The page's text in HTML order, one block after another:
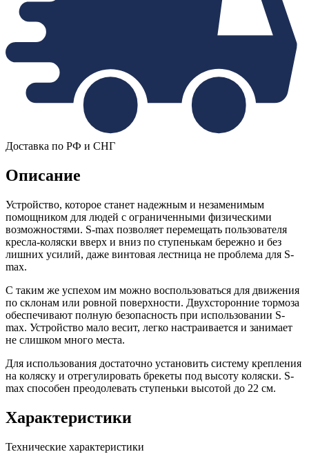
Доставка по РФ и СНГ
Описание
Устройство, которое станет надежным и незаменимым
помощником для людей с ограниченными физическими
возможностями. S-max позволяет перемещать пользователя
кресла-коляски вверх и вниз по ступенькам бережно и без
лишних усилий, даже винтовая лестница не проблема для S-
max.
С таким же успехом им можно воспользоваться для движения
по склонам или ровной поверхности. Двухсторонние тормоза
обеспечивают полную безопасность при использовании S-
max. Устройство мало весит, легко настраивается и занимает
не слишком много места.
Для использования достаточно установить систему крепления
на коляску и отрегулировать брекеты под высоту коляски. S-
max способен преодолевать ступеньки высотой до 22 см.
Характеристики
Технические характеристики